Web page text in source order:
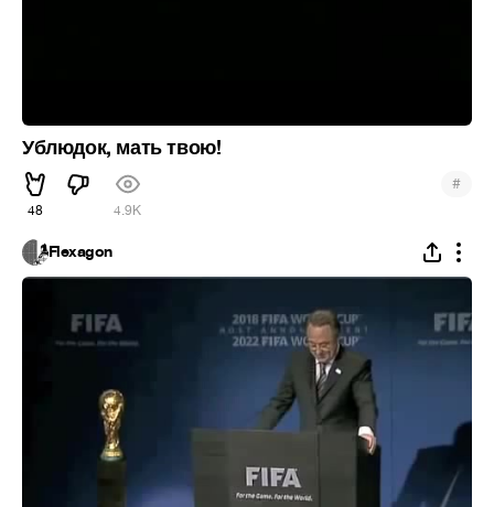
Ублюдок, мать твою!
48 4.9K
#
Flexagon